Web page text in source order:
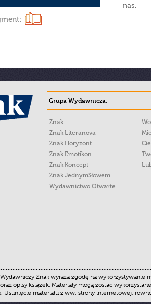
nas.
Grupa Wydawnicza:
Znak
Znak Literanova
Znak Horyzont
Znak Emotikon
Znak Koncept
Znak JednymSłowem
Wydawnictwo Otwarte
Znak wyraża zgodę na
opisy książek. Materiały mogą zostać
Usunięcie materiału z ww. strony internetowej,